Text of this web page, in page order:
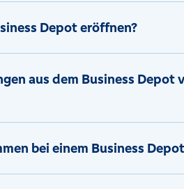
Depot eröffnen?
aus dem Business
bei einem Business